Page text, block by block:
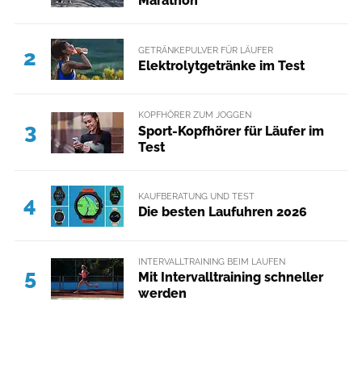
2 GETRÄNKEPULVER FÜR LÄUFER
Elektrolytgetränke im Test
3
KOPFHÖRER ZUM JOGGEN
Sport-Kopfhörer für Läufer im
Test
4 KAUFBERATUNG UND TEST
Die besten Laufuhren 2026
5
INTERVALLTRAINING BEIM LAUFEN
Mit Intervalltraining schneller
werden